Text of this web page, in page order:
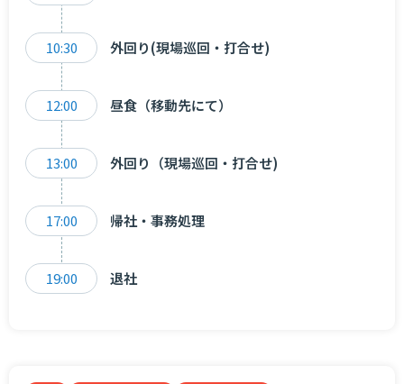
10:30 外回り(現場巡回・打合せ)
12:00 昼食（移動先にて）
13:00 外回り（現場巡回・打合せ)
17:00 帰社・事務処理
19:00 退社